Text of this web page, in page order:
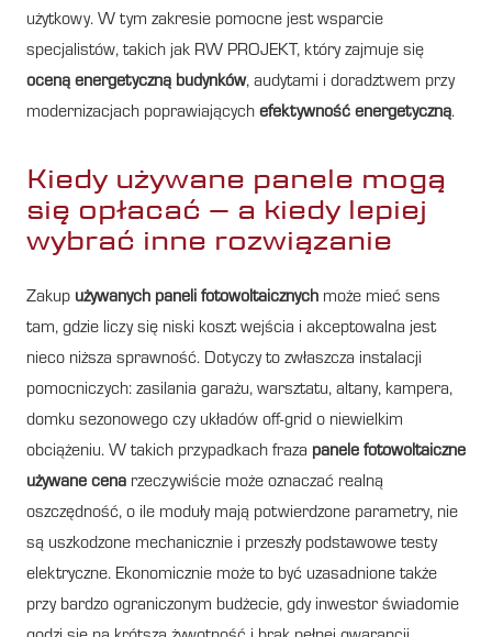
użytkowy. W tym zakresie pomocne jest wsparcie
specjalistów, takich jak RW PROJEKT, który zajmuje się
oceną energetyczną budynków, audytami i doradztwem przy
modernizacjach poprawiających efektywność energetyczną.
Kiedy używane panele mogą
się opłacać – a kiedy lepiej
wybrać inne rozwiązanie
Zakup używanych paneli fotowoltaicznych może mieć sens
tam, gdzie liczy się niski koszt wejścia i akceptowalna jest
nieco niższa sprawność. Dotyczy to zwłaszcza instalacji
pomocniczych: zasilania garażu, warsztatu, altany, kampera,
domku sezonowego czy układów off-grid o niewielkim
obciążeniu. W takich przypadkach fraza panele fotowoltaiczne
używane cena rzeczywiście może oznaczać realną
oszczędność, o ile moduły mają potwierdzone parametry, nie
są uszkodzone mechanicznie i przeszły podstawowe testy
elektryczne. Ekonomicznie może to być uzasadnione także
przy bardzo ograniczonym budżecie, gdy inwestor świadomie